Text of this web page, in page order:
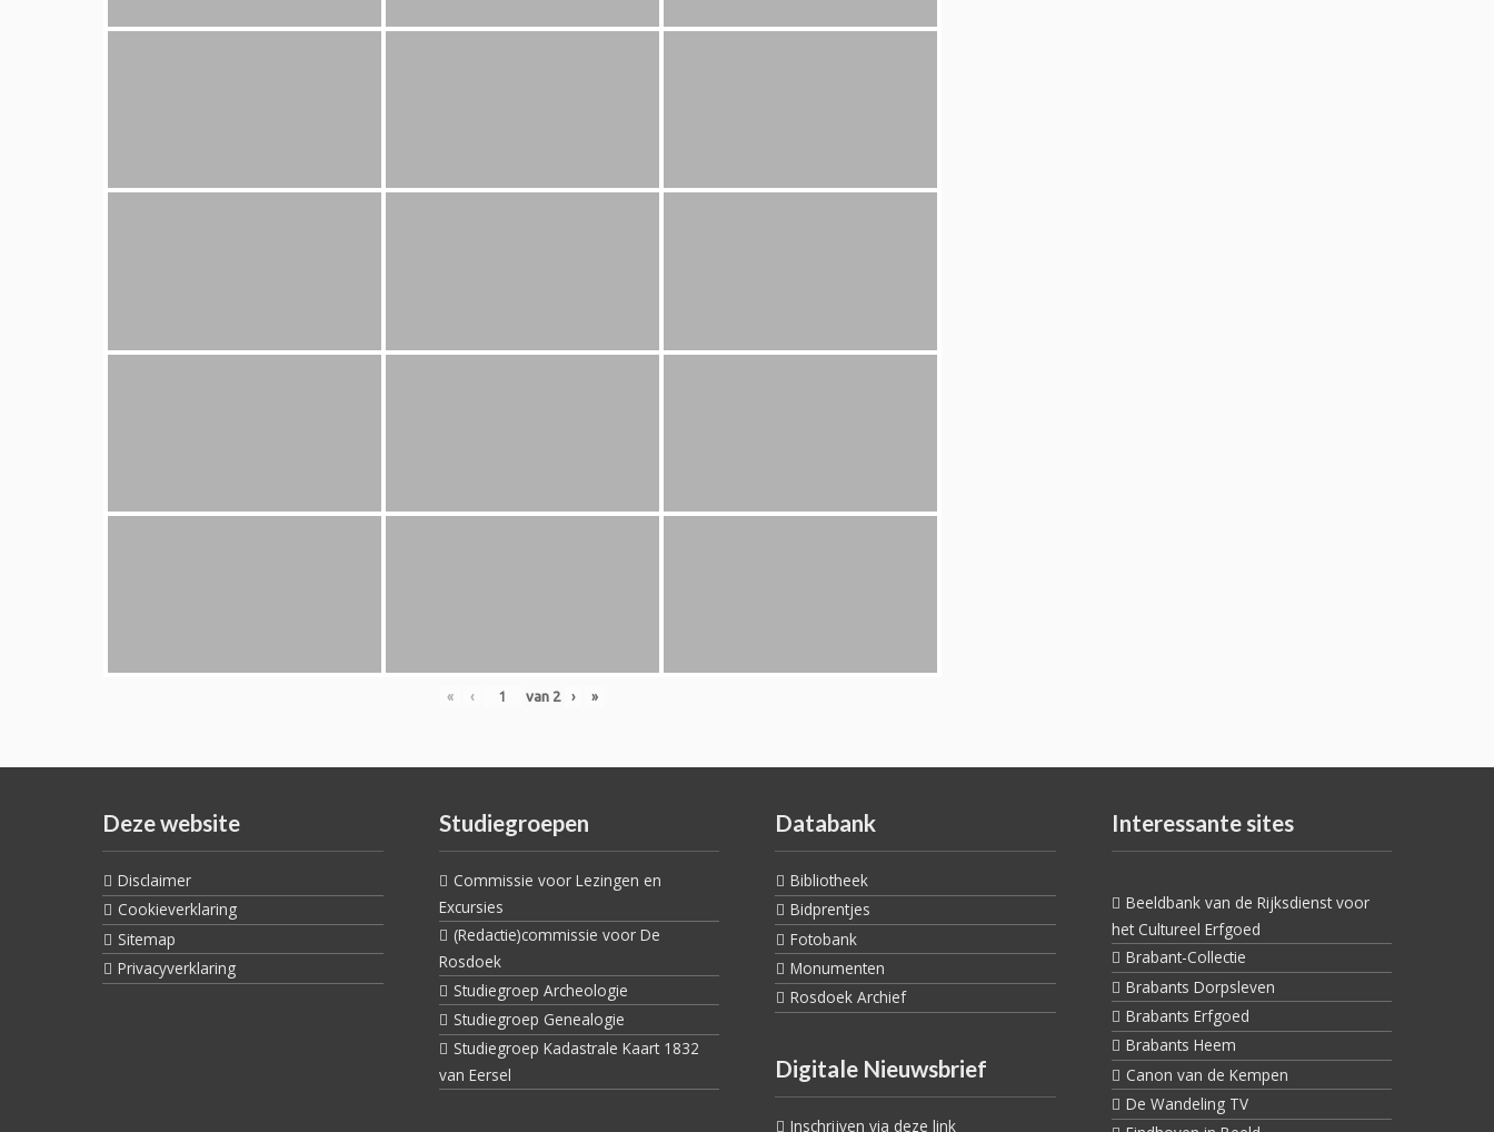
« ‹ van 2 › »
Deze website
Disclaimer
Cookieverklaring
Sitemap
Privacyverklaring
Studiegroepen
Commissie voor Lezingen en
Excursies
(Redactie)commissie voor De
Rosdoek
Studiegroep Archeologie
Studiegroep Genealogie
Studiegroep Kadastrale Kaart 1832
van Eersel
Databank
Bibliotheek
Bidprentjes
Fotobank
Monumenten
Rosdoek Archief
Digitale Nieuwsbrief
Inschrijven via deze link
Interessante sites
Beeldbank van de Rijksdienst voor
het Cultureel Erfgoed
Brabant-Collectie
Brabants Dorpsleven
Brabants Erfgoed
Brabants Heem
Canon van de Kempen
De Wandeling TV